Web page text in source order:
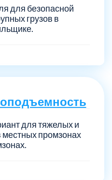
для безопасной
грузов в
для тяжелых и
местных промзонах